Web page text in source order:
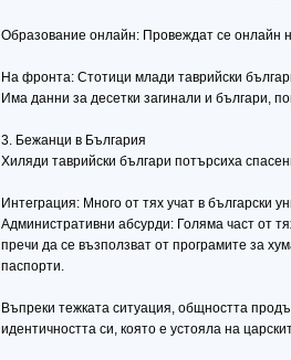
Образование онлайн: Провеждат се онлайн
На фронта: Стотици млади таврийски
Има данни за десетки загинали и българи,
3. Бежанци в България
Хиляди таврийски българи потърсиха
Интеграция: Много от тях учат в български
Административни абсурди: Голяма част от
пречи да се възползват от програмите за
паспорти.
Въпреки тежката ситуация, общността
идентичността си, която е устояла на